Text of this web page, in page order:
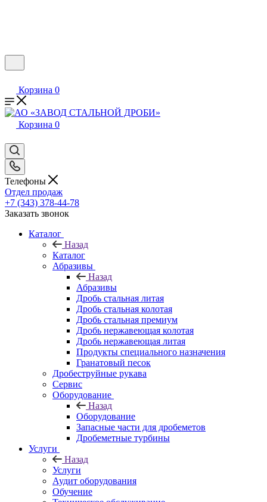
Корзина 0
Корзина 0
Телефоны
Отдел продаж
+7 (343) 378-44-78
Заказать звонок
Каталог
Назад
Каталог
Абразивы
Назад
Абразивы
Дробь стальная литая
Дробь стальная колотая
Дробь стальная премиум
Дробь нержавеющая колотая
Дробь нержавеющая литая
Продукты специального назначения
Гранатовый песок
Дробеструйные рукава
Сервис
Оборудование
Назад
Оборудование
Запасные части для дробеметов
Дробеметные турбины
Услуги
Назад
Услуги
Аудит оборудования
Обучение